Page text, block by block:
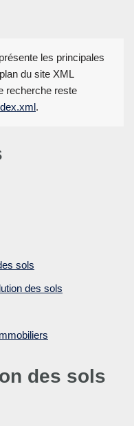
les principales
du site XML
recherche reste
.
sols
des sols
des sols